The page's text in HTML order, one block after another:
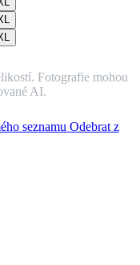
Fotografie mohou
AI.
seznamu Odebrat z